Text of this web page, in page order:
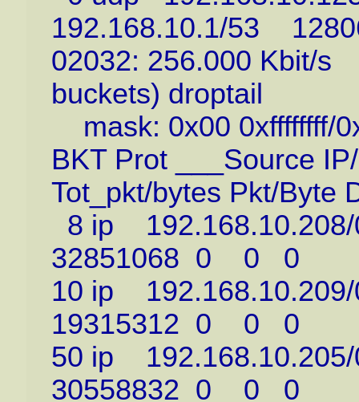
192.168.10.1/53
02032: 256.000 Kbit/
buckets) droptail
mask: 0x00 0xffffffff/
BKT Prot ___Source
Tot_pkt/bytes Pkt/Byte
8 ip
32851068 0 0 0
10 ip
19315312 0 0 0
50 ip
30558832 0 0 0